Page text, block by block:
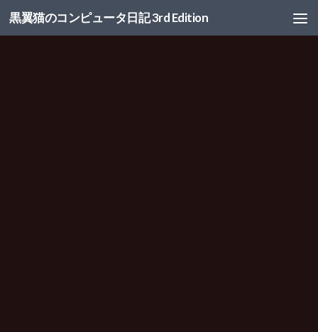
コンテンツへスキップ
黒翼猫のコンピュータ日記 3rd Edition